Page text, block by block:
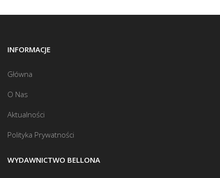
INFORMACJE
Główna
O Nas
Aktualności
Polityka Prywatności
WYDAWNICTWO BELLONA